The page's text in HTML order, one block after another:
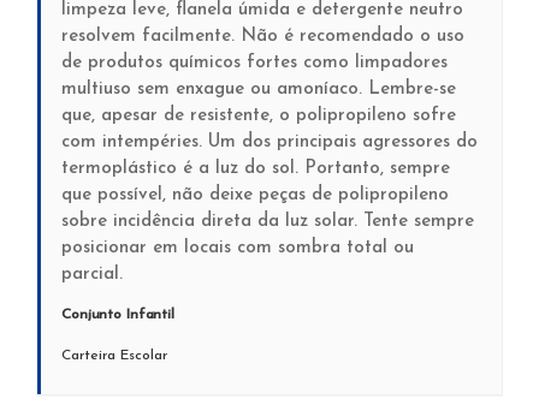
limpeza leve, flanela úmida e detergente neutro
resolvem facilmente. Não é recomendado o uso
de produtos químicos fortes como limpadores
multiuso sem enxague ou amoníaco. Lembre-se
que, apesar de resistente, o polipropileno sofre
com intempéries. Um dos principais agressores do
termoplástico é a luz do sol. Portanto, sempre
que possível, não deixe peças de polipropileno
sobre incidência direta da luz solar. Tente sempre
posicionar em locais com sombra total ou
parcial.
Conjunto Infantil
Carteira Escolar